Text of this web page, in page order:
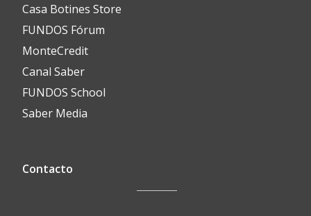
Casa Botines Store
FUNDOS Fórum
MonteCredit
Canal Saber
FUNDOS School
Saber Media
Contacto